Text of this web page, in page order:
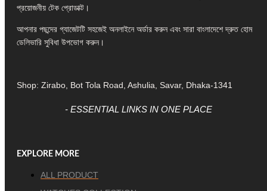
প্রয়োজনীয় টেক প্রোডাক্ট।
আপনার পছন্দের গ্যাজেটটি সহজেই অনলাইনে অর্ডার করুন এবং সারা বাংলাদেশে দ্রুত হোম
ডেলিভারি সুবিধা উপভোগ করুন।
Shop: Zirabo, Bot Tola Road, Ashulia, Savar, Dhaka-1341
- ESSENTIAL LINKS IN ONE PLACE
EXPLORE MORE
ALL PRODUCT